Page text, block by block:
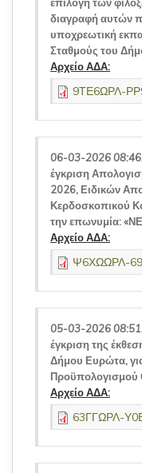
διαγραφή αυτών
υποχρεωτική
Σταθμούς του
Αρχείο ΑΔΑ:
9ΤΕ6ΩΡΛ-
06-03-2026
έγκριση
2026, Ειδικών
Κερδοσκοπικού
την επωνυμία:
Αρχείο ΑΔΑ:
Ψ6ΧΩΩΡΛ-
05-03-2026
έγκριση της
Δήμου Ευρώτα,
Προϋπολογισμού
Αρχείο ΑΔΑ:
63ΓΓΩΡΛ-